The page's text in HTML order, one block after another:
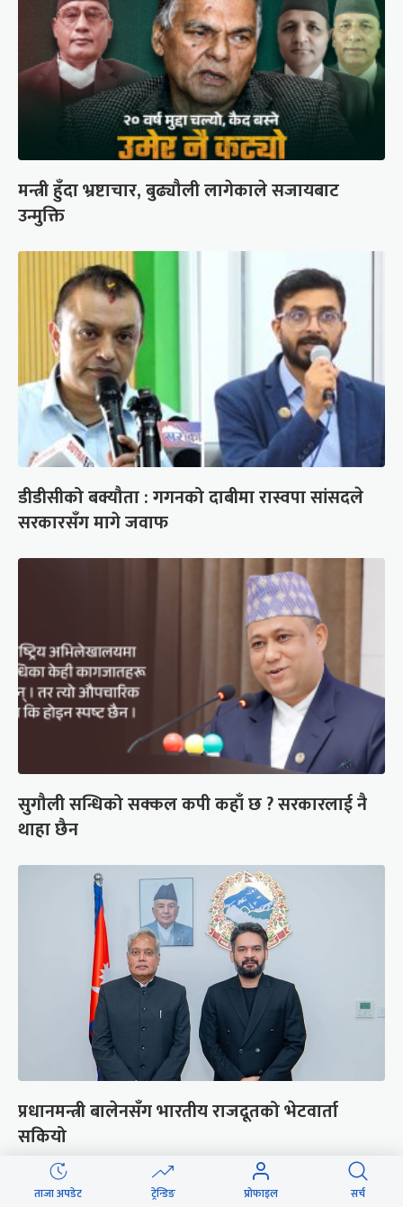
मन्त्री हुँदा भ्रष्टाचार, बुढ्यौली लागेकाले सजायबाट
उन्मुक्ति
डीडीसीको बक्यौता : गगनको दाबीमा रास्वपा सांसदले
सरकारसँग मागे जवाफ
सुगौली सन्धिको सक्कल कपी कहाँ छ ? सरकारलाई नै
थाहा छैन
प्रधानमन्त्री बालेनसँग भारतीय राजदूतको भेटवार्ता
सकियो
ताजा अपडेट ट्रेन्डिङ प्रोफाइल सर्च